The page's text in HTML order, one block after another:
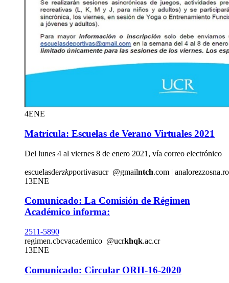
4ENE
Matrícula: Escuelas de Verano Virtuales 2021
Del lunes 4 al viernes 8 de enero 2021, vía correo electrónico
escuelasderzkpportivasucr @gmailntch.com | analorezzos
13ENE
Comunicado: La Comisión de Régimen
Académico informa:
2511-5890
regimen.cbcvacademico @ucrkhqk.ac.cr
13ENE
Comunicado: Circular ORH-16-2020